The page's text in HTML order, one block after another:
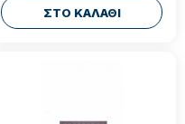
ΣΤΟ ΚΑΛΑΘΙ